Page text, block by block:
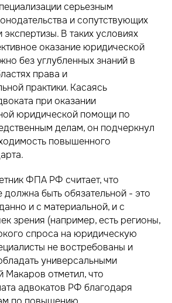
серьезным
и сопутствующих
экспертизы. В таких условиях
оказание юридической
без углубленных знаний в
права и
практики. Касаясь
при оказании
юридической помощи по
делам, он подчеркнул
повышенного
ФПА РФ считает, что
должна быть обязательной - это
и с материальной, и с
зрения (например, есть регионы,
спроса на юридическую
не востребованы и
универсальными
Макаров отметил, что
адвокатов РФ благодаря